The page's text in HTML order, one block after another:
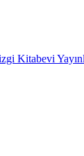
Kitabevi